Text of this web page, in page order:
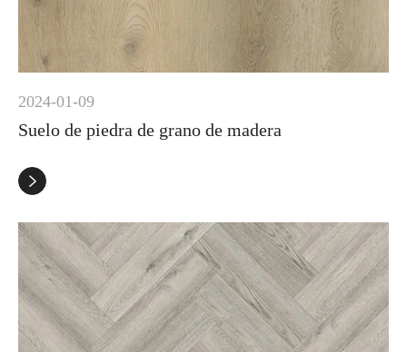
2024-01-09
Suelo de piedra de grano de madera
